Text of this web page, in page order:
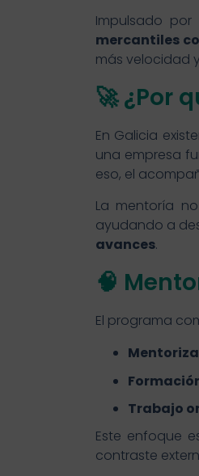
Impulsado por
mercantiles
más velocidad
🚀 ¿Por
En Galicia
una empresa
eso, el
La mentoría
ayudando a
avances.
🧠
El programa
Trabajo
Este enfoque
contraste